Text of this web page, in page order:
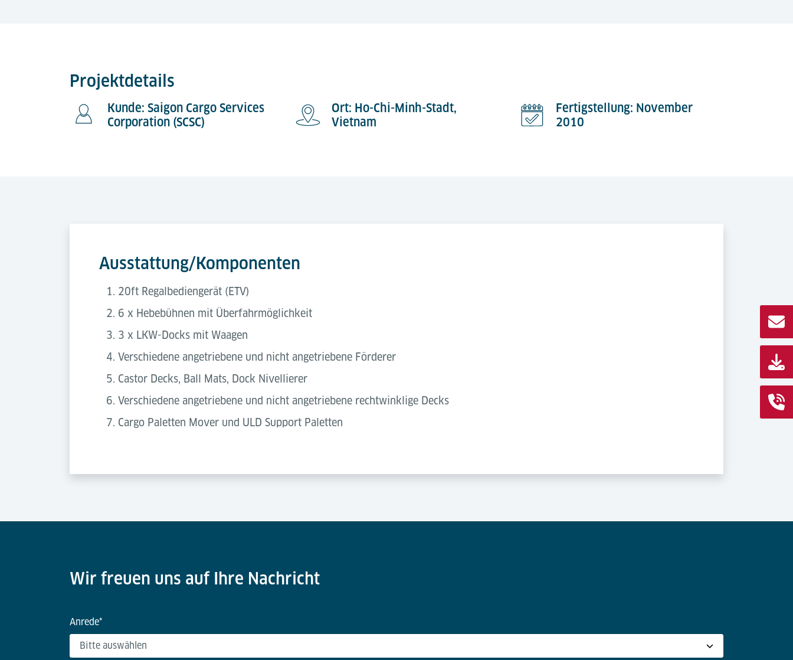
Projektdetails
Kunde: Saigon Cargo Services
Corporation (SCSC)
Ort: Ho-Chi-Minh-Stadt,
Vietnam
Fertigstellung: November
2010
Ausstattung/Komponenten
20ft Regalbediengerät (ETV)
6 x Hebebühnen mit Überfahrmöglichkeit
3 x LKW-Docks mit Waagen
Verschiedene angetriebene und nicht angetriebene Förderer
Castor Decks, Ball Mats, Dock Nivellierer
Verschiedene angetriebene und nicht angetriebene rechtwinklige Decks
Cargo Paletten Mover und ULD Support Paletten
Wir freuen uns auf Ihre Nachricht
Anrede*